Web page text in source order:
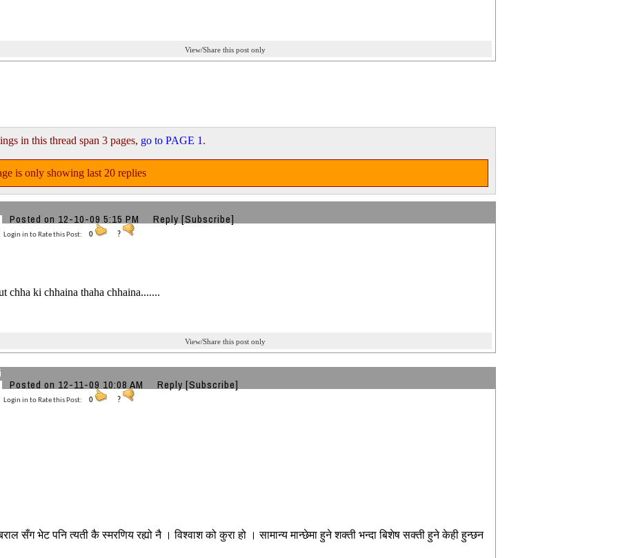
View/Share this post only
in this thread span 3 pages, go to PAGE 1 .
is only showing last 20 replies
Posted on 12-10-09 5:15 PM Reply [Subscribe]
Login in to Rate this Post: 0 ?
chha ki chhaina thaha chhaina.......
View/Share this post only
Posted on 12-11-09 10:08 AM Reply [Subscribe]
Login in to Rate this Post: 0 ?
सँग भेट पनि त्यती कै स्मरणिय रह्यो नै । विश्वाश को कुरा हो । सामान्य मान्छेमा हुने शक्ती भन्दा बिशेष सक्ती हुने केही हुन्छन